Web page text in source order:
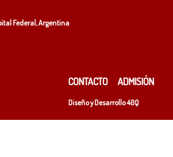
Federal, Argentina
CONTACTO ADMISIÓN
Diseño y Desarrollo40Q